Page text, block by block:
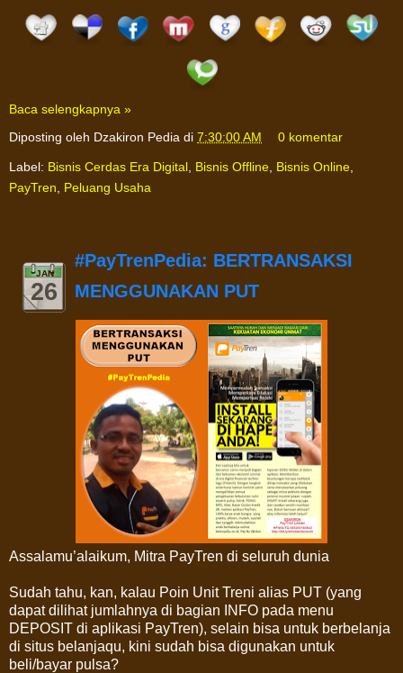
Baca selengkapnya »
Diposting oleh Dzakiron Pedia di 7:30:00 AM 0 komentar
Label: Bisnis Cerdas Era Digital Bisnis Offline Bisnis Online
PayTren
Peluang Usaha
JAN
26
#PayTrenPedia: BERTRANSAKSI
MENGGUNAKAN PUT
Assalamu’alaikum, Mitra PayTren di seluruh dunia
Sudah tahu, kan, kalau Poin Unit Treni alias PUT (yang
dapat dilihat jumlahnya di bagian INFO pada menu
DEPOSIT di aplikasi PayTren), selain bisa untuk berbelanja
di situs belanjaqu, kini sudah bisa digunakan untuk
beli/bayar pulsa?